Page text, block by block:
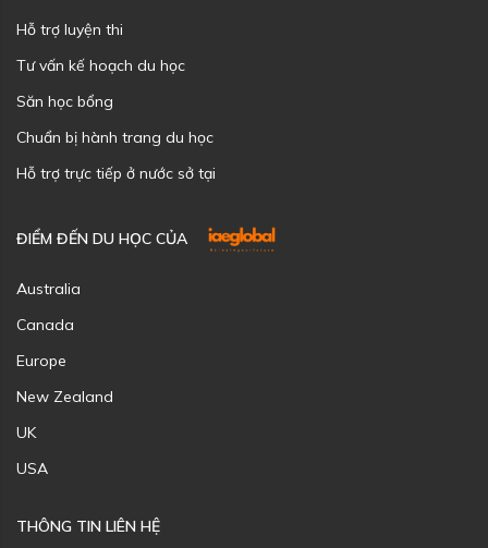
Hỗ trợ luyện thi
Tư vấn kế hoạch du học
Săn học bổng
Chuẩn bị hành trang du học
Hỗ trợ trực tiếp ở nước sở tại
ĐIỂM ĐẾN DU HỌC CỦA
Australia
Canada
Europe
New Zealand
UK
USA
THÔNG TIN LIÊN HỆ